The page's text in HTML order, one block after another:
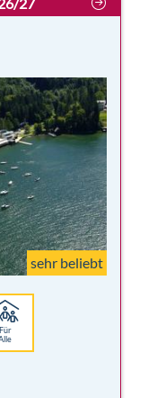
sehr beliebt
Für